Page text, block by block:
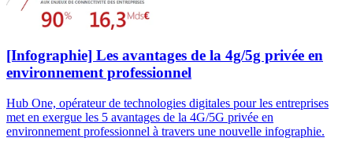
[Infographie] Les avantages de la 4g/5g privée en
environnement professionnel
Hub One, opérateur de technologies digitales pour les entreprises
met en exergue les 5 avantages de la 4G/5G privée en
environnement professionnel à travers une nouvelle infographie.